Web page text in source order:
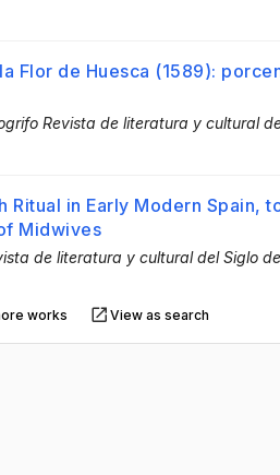
Flor de Huesca (1589):
Revista de literatura y cultural
Ritual in Early Modern Spain,
Midwives
de literatura y cultural del Siglo
works View as search